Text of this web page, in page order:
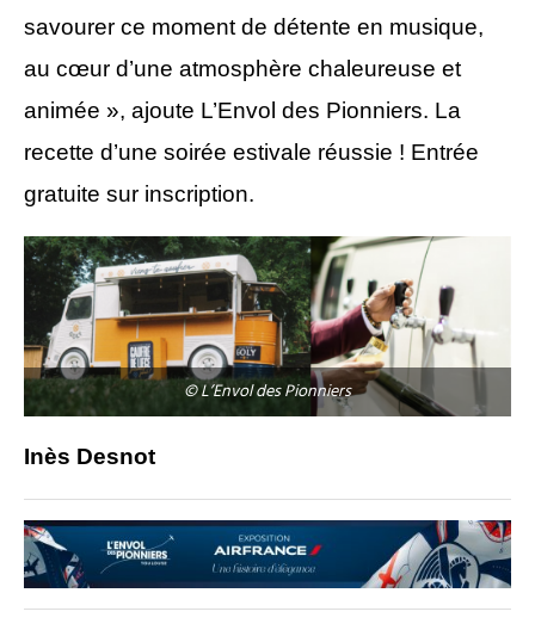
savourer ce moment de détente en musique,
au cœur d’une atmosphère chaleureuse et
animée », ajoute L’Envol des Pionniers. La
recette d’une soirée estivale réussie ! Entrée
gratuite sur inscription.
© L’Envol des Pionniers
Inès Desnot